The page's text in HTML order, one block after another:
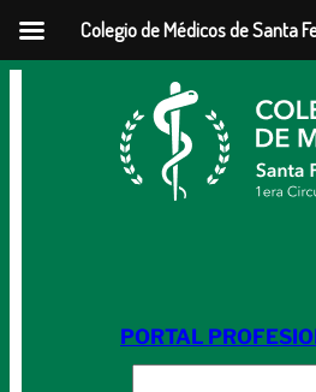
PORTAL
Colegio de Médicos de Santa